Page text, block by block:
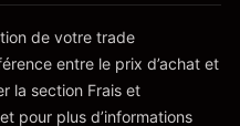
et Frais
de votre trade
entre le prix d’achat et
la section Frais et
pour plus d’informations